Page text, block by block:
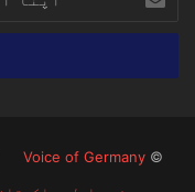
ای
میل
پتا
© Copyright 2026, All Rights Reserved |
Voice of Germany